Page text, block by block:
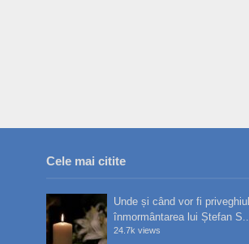
Cele mai citite
Unde și când vor fi
înmormântarea lui Ștefan S...
24.7k views